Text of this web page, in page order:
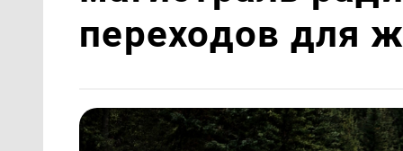
переходов для